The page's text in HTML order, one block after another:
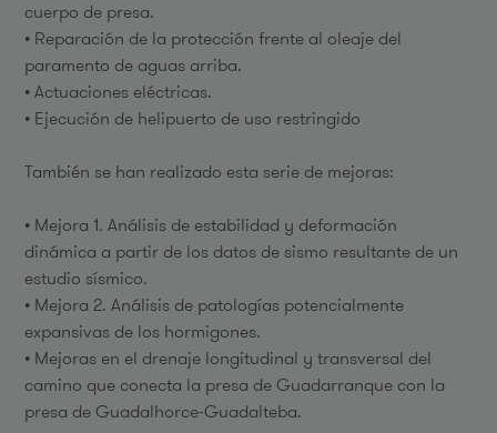
cuerpo de presa.
• Reparación de la protección frente al oleaje del
paramento de aguas arriba.
• Actuaciones eléctricas.
• Ejecución de helipuerto de uso restringido
También se han realizado esta serie de mejoras:
• Mejora 1. Análisis de estabilidad y deformación
dinámica a partir de los datos de sismo resultante de un
estudio sísmico.
• Mejora 2. Análisis de patologías potencialmente
expansivas de los hormigones.
• Mejoras en el drenaje longitudinal y transversal del
camino que conecta la presa de Guadarranque con la
presa de Guadalhorce-Guadalteba.